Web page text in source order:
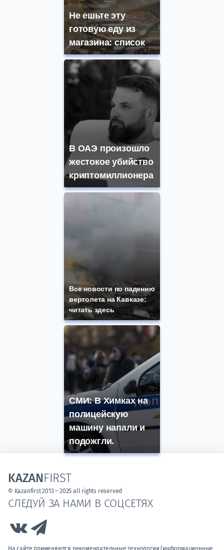
Не ешьте эту
готовую еду из
магазина: список
В ОАЭ произошло
жестокое убийство
криптомиллионера
Все новости по падению
вертолета на Кавказе:
читать здесь
СМИ: В Химках на
полицейскую
машину напали и
подожгли.
СЛЕДУЙ ЗА НАМИ В СОЦСЕТЯХ
Link to Vk
На сайте применяются рекомендательные технологии (информационные
KAZANFIRST
© Kazanfirst 2013 – 2025 all rights reserved